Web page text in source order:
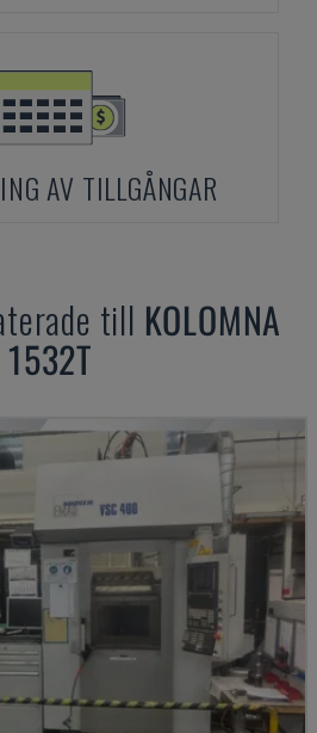
AV TILLGÅNGAR
till KOLOMNA
1532T